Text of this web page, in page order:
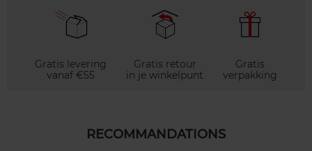
Gratis levering
vanaf €55
Gratis retour
in je winkelpunt
Gratis
verpakking
RECOMMANDATIONS